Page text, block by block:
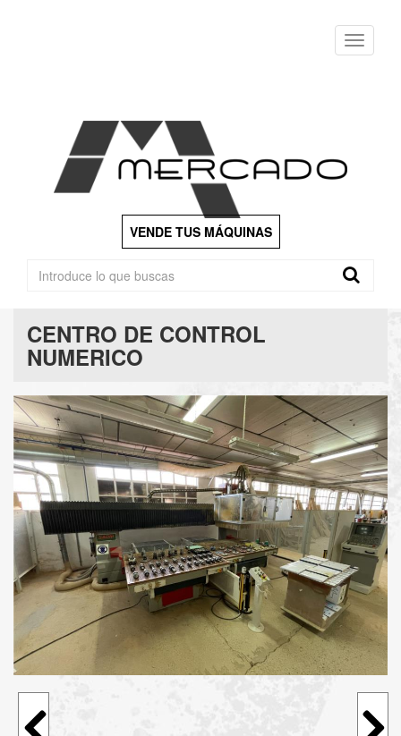
Menu
VENDE TUS MÁQUINAS
CENTRO DE CONTROL
NUMERICO